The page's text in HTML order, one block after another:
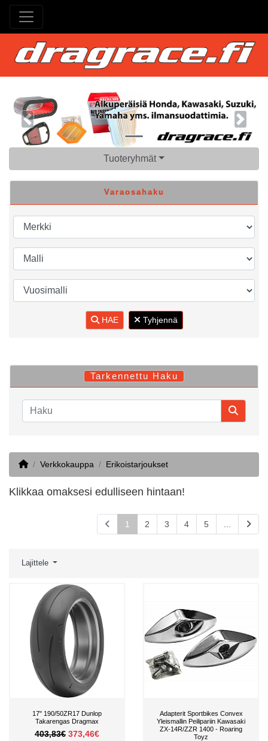
Previous Next
Tuoteryhmät
Varaosahaku
HAE Tyhjennä
Tarkennettu Haku
HomeVerkkokauppa Erikoistarjoukset
Klikkaa omaksesi edulliseen hintaan!
1 2 3 4 5
Lajittele
17" 190/50ZR17 Dunlop
Takarengas Dragmax
403,83€ 373,46€
Adapterit Sportbikes Convex
Yleismallin Peilipariin Kawasaki
ZX-14R/ZZR 1400 - Roaring
Toyz